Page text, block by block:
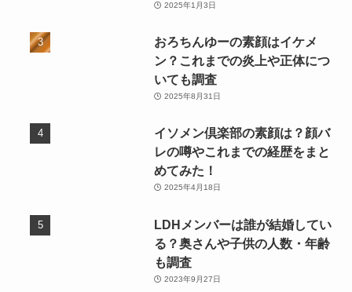
2025年1月3日
おろちんゆーの素顔はイケメ
ン？これまでの炎上や正体につ
いても調査
2025年8月31日
イソメン倶楽部の素顔は？顔バ
レの噂やこれまでの経歴をまと
めてみた！
2025年4月18日
LDHメンバーは誰が結婚してい
る？奥さんや子供の人数・年齢
も調査
2023年9月27日